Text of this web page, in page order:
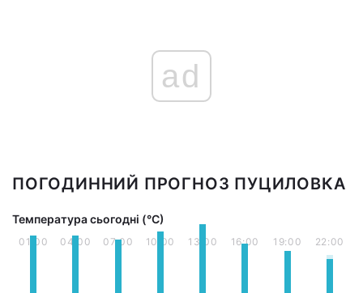
ad
ПОГОДИННИЙ ПРОГНОЗ ПУЦИЛОВКА
Температура сьогодні (°С)
01:00 04:00 07:00 10:00 13:00 16:00 19:00 22:00